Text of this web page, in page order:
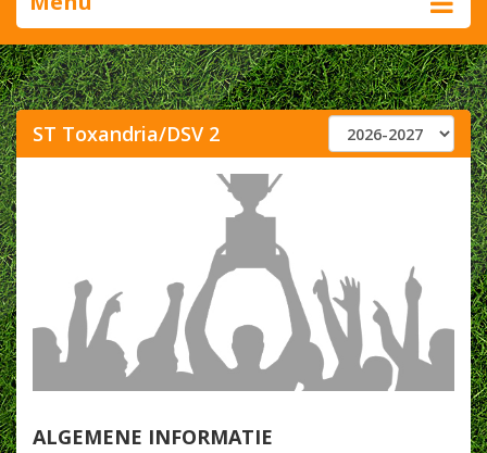
ST Toxandria/DSV 2
ALGEMENE INFORMATIE